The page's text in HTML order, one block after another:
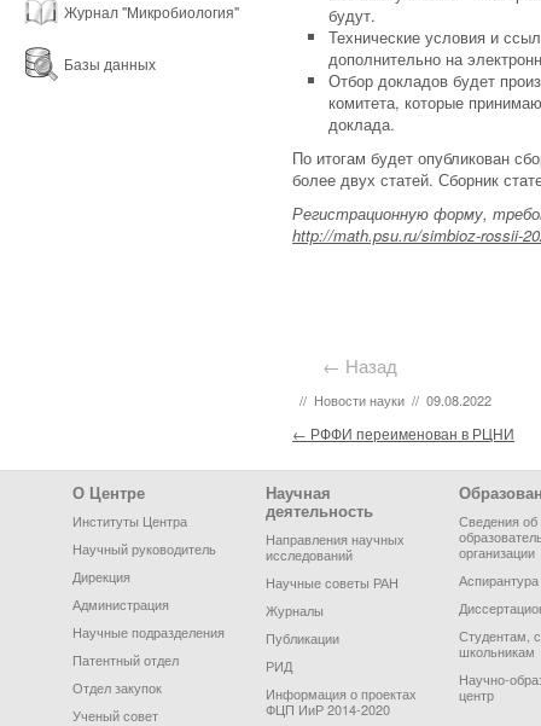
Журнал "Микробиология"
Базы данных
будут.
Технические условия и
дополнительно на
Отбор докладов будет
комитета, которые
доклада.
По итогам будет опубликован
более двух статей. Сборник
Регистрационную форму,
http://math.psu.ru/simbioz-rossii-
← Назад
// Новости науки // 09.08.2022
Post navigation
← РФФИ переименован в РЦНИ
Footer Menu
О Центре
Институты Центра
Научный руководитель
Дирекция
Администрация
Научные подразделения
Патентный отдел
Отдел закупок
Ученый совет
Научная
деятельность
Направления научных
исследований
Научные советы РАН
Журналы
Публикации
РИД
Информация о проектах
ФЦП ИиР 2014-2020
Сведения об
организации
Аспирантура
Студентам,
школьникам
Научно-
центр